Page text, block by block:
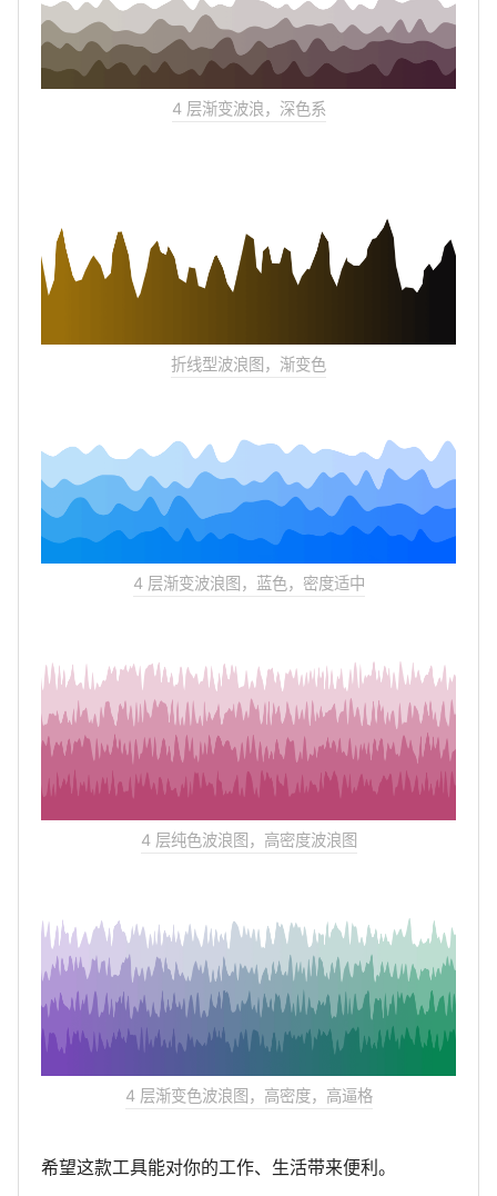
4 层渐变波浪，深色系
折线型波浪图，渐变色
4 层渐变波浪图，蓝色，密度适中
4 层纯色波浪图，高密度波浪图
4 层渐变色波浪图，高密度，高逼格
希望这款工具能对你的工作、生活带来便利。